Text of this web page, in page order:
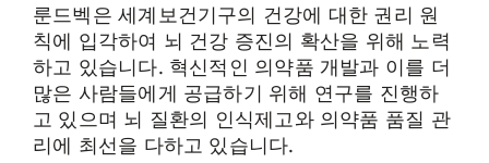
룬드벡은 세계보건기구의 건강에 대한 권리 원
칙에 입각하여 뇌 건강 증진의 확산을 위해 노력
하고 있습니다. 혁신적인 의약품 개발과 이를 더
많은 사람들에게 공급하기 위해 연구를 진행하
고 있으며 뇌 질환의 인식제고와 의약품 품질 관
리에 최선을 다하고 있습니다.